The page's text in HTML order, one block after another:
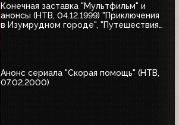
Конечная заставка "Мультфильм" и
анонсы (НТВ, 04.12.1999) "Приключения
в Изумрудном городе", "Путешествия
Анонс сериала "Скорая помощь" (НТВ,
07.02.2000)